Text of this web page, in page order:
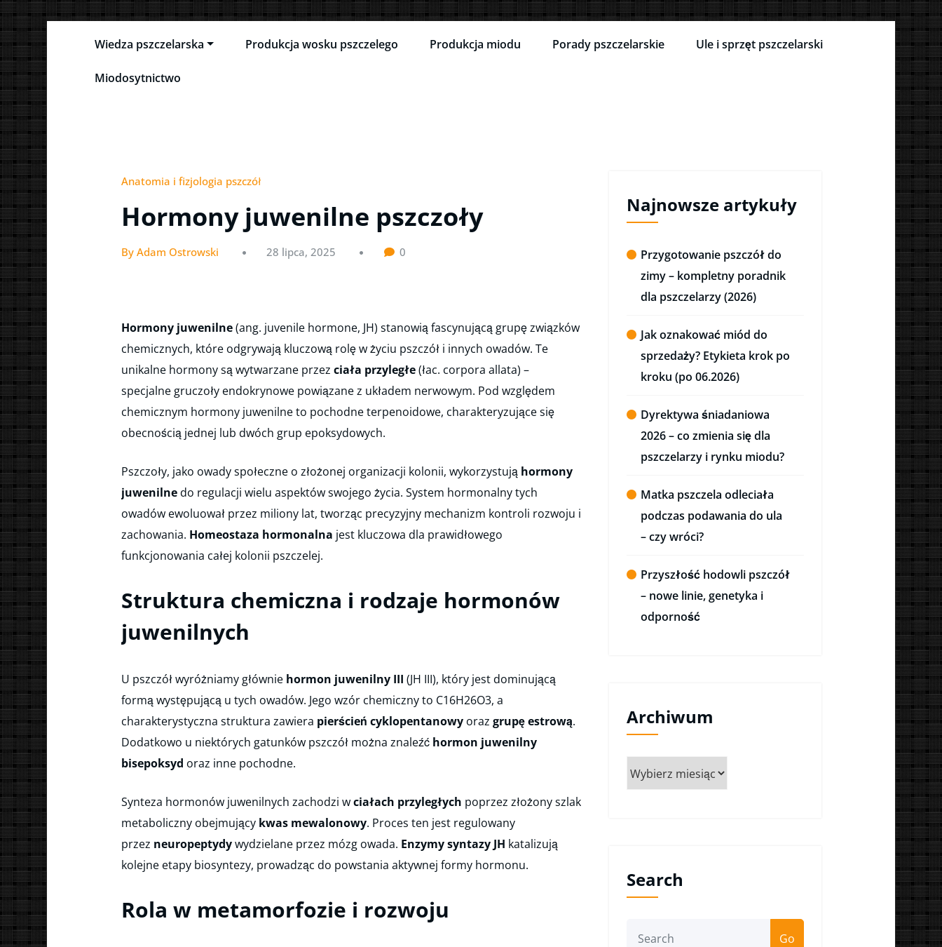
Pszczeli Puls
Pulsujące życie pasieki
Wiedza pszczelarska Produkcja wosku pszczelego Produkcja miodu Porady pszczelarskie Ule i sprzęt pszczelarski
Miodosytnictwo
Anatomia i fizjologia pszczół
Hormony juwenilne pszczoły
By Adam Ostrowski 28 lipca, 2025 0
Hormony juwenilne(ang. juvenile hormone, JH) stanowią fascynującą grupę związków
chemicznych, które odgrywają kluczową rolę w życiu pszczół i innych owadów. Te
unikalne hormony są wytwarzane przez ciała przyległe(łac. corpora allata) –
specjalne gruczoły endokrynowe powiązane z układem nerwowym. Pod względem
chemicznym hormony juwenilne to pochodne terpenoidowe, charakteryzujące się
obecnością jednej lub dwóch grup epoksydowych.
Pszczoły, jako owady społeczne o złożonej organizacji kolonii, wykorzystują hormony
juwenilnedo regulacji wielu aspektów swojego życia. System hormonalny tych
owadów ewoluował przez miliony lat, tworząc precyzyjny mechanizm kontroli rozwoju i
zachowania. Homeostaza hormonalna jest kluczowa dla prawidłowego
funkcjonowania całej kolonii pszczelej.
Struktura chemiczna i rodzaje hormonów
juwenilnych
U pszczół wyróżniamy głównie hormon juwenilny III (JH III), który jest dominującą
formą występującą u tych owadów. Jego wzór chemiczny to C16H26O3, a
charakterystyczna struktura zawiera pierścień cyklopentanowyoraz grupę estrową.
Dodatkowo u niektórych gatunków pszczół można znaleźć hormon juwenilny
bisepoksyd oraz inne pochodne.
Synteza hormonów juwenilnych zachodzi wciałach przyległych poprzez złożony szlak
metaboliczny obejmujący kwas mewalonowy. Proces ten jest regulowany
przez neuropeptydywydzielane przez mózg owada. Enzymy syntazy JH katalizują
kolejne etapy biosyntezy, prowadząc do powstania aktywnej formy hormonu.
Rola w metamorfozie i rozwoju
Najnowsze artykuły
Przygotowanie pszczół do
zimy – kompletny poradnik
dla pszczelarzy (2026)
Jak oznakować miód do
sprzedaży? Etykieta krok po
kroku (po 06.2026)
Dyrektywa śniadaniowa
2026 – co zmienia się dla
pszczelarzy i rynku miodu?
Matka pszczela odleciała
podczas podawania do ula
– czy wróci?
Przyszłość hodowli pszczół
– nowe linie, genetyka i
odporność
Archiwum
Archiwum
Search
Go